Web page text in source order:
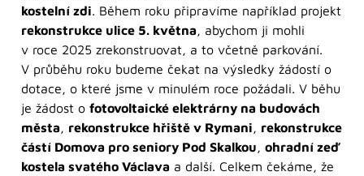
kostelní zdi. Během roku připravíme například projekt
rekonstrukce ulice 5. května, abychom ji mohli
v roce 2025 zrekonstruovat, a to včetně parkování.
V průběhu roku budeme čekat na výsledky žádostí o
dotace, o které jsme v minulém roce požádali. V běhu
je žádost o fotovoltaické elektrárny na budovách
města, rekonstrukce hřiště v Rymani, rekonstrukce
částí Domova pro seniory Pod Skalkou, ohradní zeď
kostela svatého Václava a další. Celkem čekáme, že